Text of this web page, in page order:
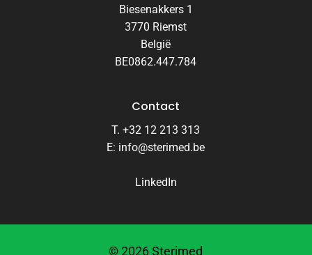
Biesenakkers 1
3770 Riemst
België
BE0862.447.784
Contact
T. +32 12 213 313
E: info@sterimed.be
LinkedIn
© 2026Sterimed